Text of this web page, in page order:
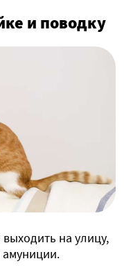
и поводку
на улицу,